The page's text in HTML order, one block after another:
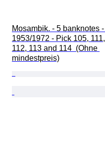
Mosambik. - 5 banknotes -
1953/1972 - Pick 105, 111,
112, 113 and 114  (Ohne
mindestpreis)